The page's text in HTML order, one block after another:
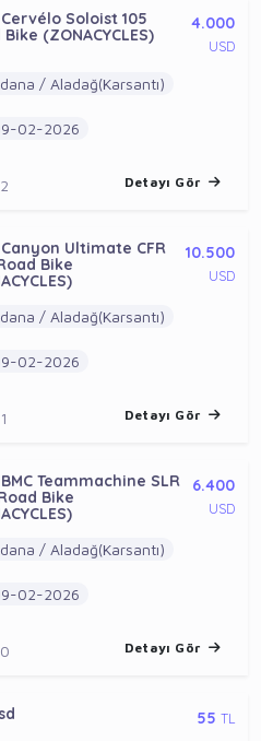
Soloist 105
(ZONACYCLES)
4.000
USD
/ Aladağ(Karsantı)
02-2026
Detayı Gör
Ultimate CFR
Bike
10.500
USD
/ Aladağ(Karsantı)
02-2026
Detayı Gör
Teammachine SLR
Bike
6.400
USD
/ Aladağ(Karsantı)
02-2026
Detayı Gör
55 TL